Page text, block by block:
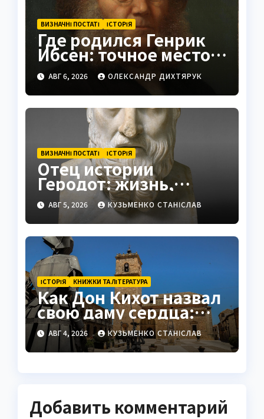
ВИЗНАЧНІ ПОСТАТІ ІСТОРІЯ
Где родился Генрик
Ибсен: точное место и
история
АВГ 6, 2026 ОЛЕКСАНДР ДИХТЯРУК
ВИЗНАЧНІ ПОСТАТІ ІСТОРІЯ
Отец истории
Геродот: жизнь,
труды и наследие
АВГ 5, 2026 КУЗЬМЕНКО СТАНІСЛАВ
ІСТОРІЯ КНИЖКИ ТА ЛІТЕРАТУРА
Как Дон Кихот назвал
свою даму сердца:
полная история
Дульсинеи
АВГ 4, 2026 КУЗЬМЕНКО СТАНІСЛАВ
Добавить комментарий